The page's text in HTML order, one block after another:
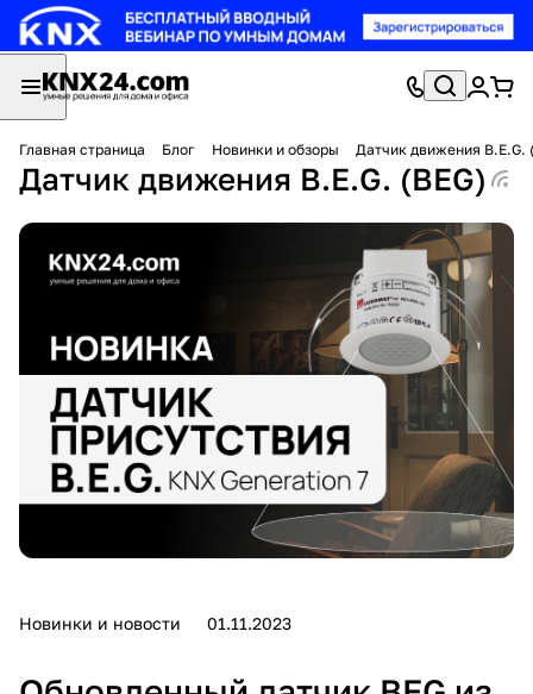
Главная страница Блог Новинки и обзоры Датчик движения B.E.G.
Датчик движения B.E.G. (BEG)
Новинки и новости 01.11.2023